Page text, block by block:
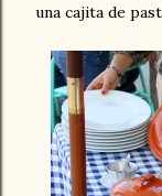
una cajita de